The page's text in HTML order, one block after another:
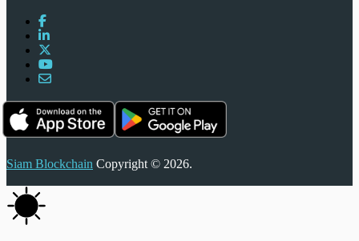
Siam Blockchain Copyright © 2026.